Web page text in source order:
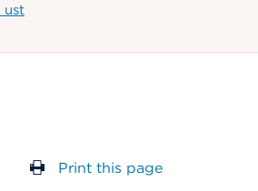
ust
Print this page